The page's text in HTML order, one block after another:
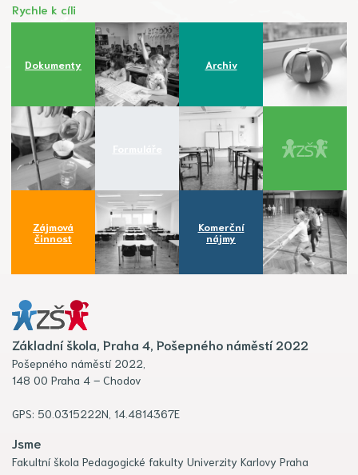
Rychle k cíli
Dokumenty Archiv
Zájmová
činnost
Komerční
nájmy
Základní škola, Praha 4, Pošepného náměstí 2022
Pošepného náměstí 2022,
148 00 Praha 4 – Chodov
GPS: 50.0315222N, 14.4814367E
Jsme
Fakultní škola Pedagogické fakulty Univerzity Karlovy Praha